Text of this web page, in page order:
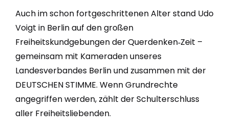
Auch im schon fortgeschrittenen Alter stand Udo
Voigt in Berlin auf den großen
Freiheitskundgebungen der Querdenken‑Zeit –
gemeinsam mit Kameraden unseres
Landesverbandes Berlin und zusammen mit der
DEUTSCHEN STIMME. Wenn Grundrechte
angegriffen werden, zählt der Schulterschluss
aller Freiheitsliebenden.